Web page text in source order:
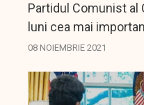
Partidul Comunist al
luni cea mai
va consfinți viziunea
08 NOIEMBRIE 2021